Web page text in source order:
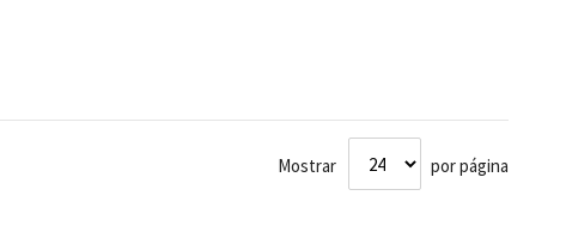
Mostrar por página